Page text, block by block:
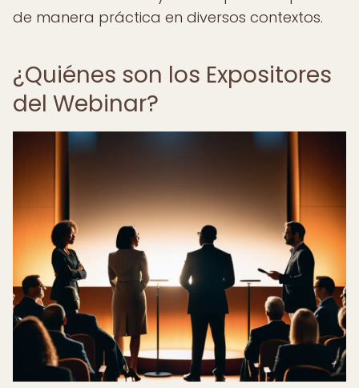
de manera práctica en diversos contextos.
¿Quiénes son los Expositores
del Webinar?